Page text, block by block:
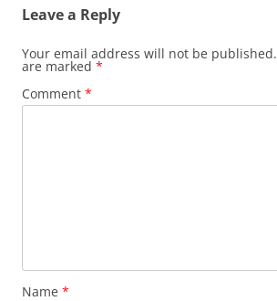
Leave a Reply
Your email address will not be published.
are marked *
Comment *
Name *